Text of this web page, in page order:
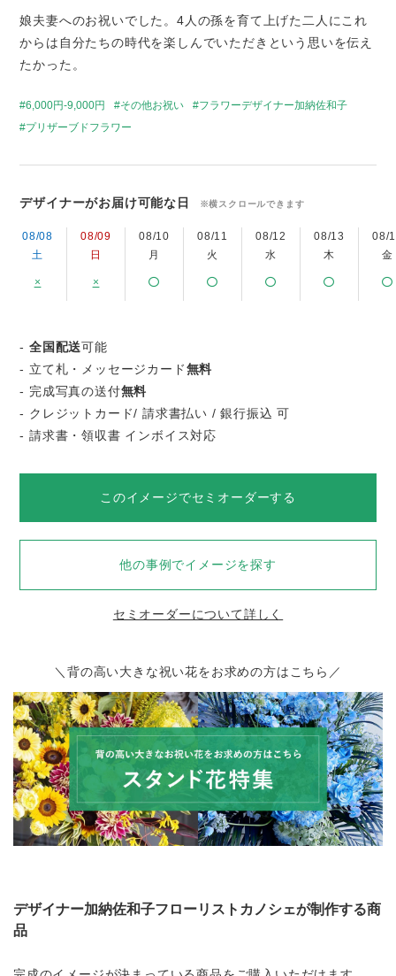
娘夫妻へのお祝いでした。4人の孫を育て上げた二人にこれ
からは自分たちの時代を楽しんでいただきという思いを伝え
たかった。
6,000円-9,000円 その他お祝い
フラワーデザイナー加納佐和子
プリザーブドフラワー
デザイナーがお届け可能な日 ※横スクロールできます
08/08
土
×
08/09
日
×
08/10
月
08/11
火
08/12
水
08/13
木
08/
金
-全国配送可能
- 立て札・メッセージカード無料
- 完成写真の送付無料
- クレジットカード/ 請求書払い / 銀行振込 可
- 請求書・領収書 インボイス対応
このイメージでセミオーダーする
他の事例でイメージを探す
セミオーダーについて詳しく
＼背の高い大きな祝い花をお求めの方はこちら／
デザイナー加納佐和子フローリストカノシェが制作する商
品